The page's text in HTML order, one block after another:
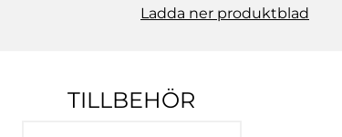
Ladda ner produktblad
TILLBEHÖR